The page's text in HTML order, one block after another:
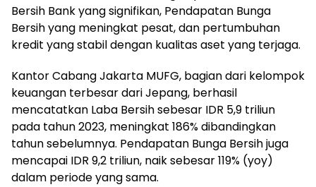
Bersih Bank yang signifikan, Pendapatan Bunga
Bersih yang meningkat pesat, dan pertumbuhan
kredit yang stabil dengan kualitas aset yang terjaga.
Kantor Cabang Jakarta MUFG, bagian dari kelompok
keuangan terbesar dari Jepang, berhasil
mencatatkan Laba Bersih sebesar IDR 5,9 triliun
pada tahun 2023, meningkat 186% dibandingkan
tahun sebelumnya. Pendapatan Bunga Bersih juga
mencapai IDR 9,2 triliun, naik sebesar 119% (yoy)
dalam periode yang sama.